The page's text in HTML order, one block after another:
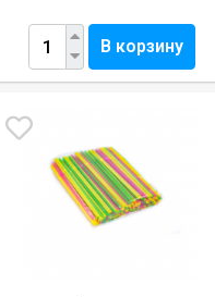
В корзину